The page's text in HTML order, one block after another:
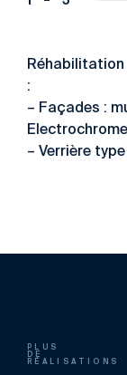
:
– Façades :
– Verrière type
PLUS
DE
RÉALISATIONS